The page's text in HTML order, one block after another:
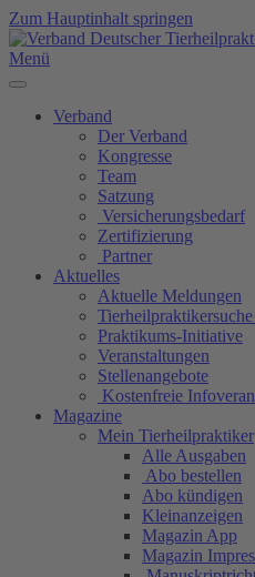
Zum Hauptinhalt springen
Menü
Verband
Der Verband
Kongresse
Team
Satzung
Versicherungsbedarf
Zertifizierung
Partner
Aktuelles
Aktuelle Meldungen
Praktikums-Initiative
Veranstaltungen
Stellenangebote
Kostenfreie
Magazine
Mein Tierheilpraktiker
Alle Ausgaben
Abo bestellen
Abo kündigen
Kleinanzeigen
Magazin App
Magazin